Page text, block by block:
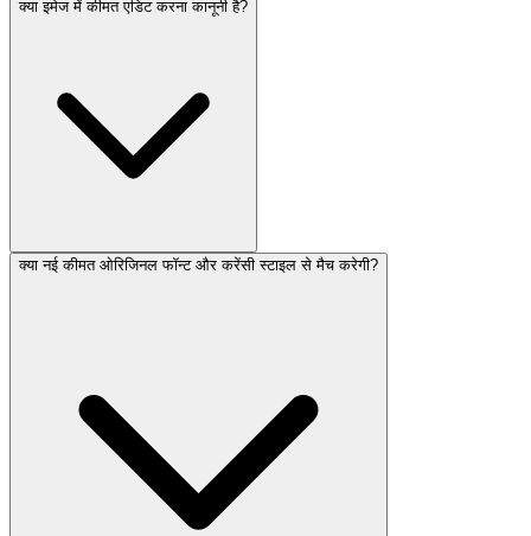
क्या इमेज में कीमत एडिट करना कानूनी है?
क्या नई कीमत ओरिजिनल फॉन्ट और करेंसी स्टाइल से मैच करेगी?